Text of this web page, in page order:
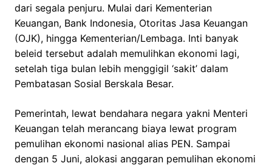
dari segala penjuru. Mulai dari Kementerian
Keuangan, Bank Indonesia, Otoritas Jasa Keuangan
(OJK), hingga Kementerian/Lembaga. Inti banyak
beleid tersebut adalah memulihkan ekonomi lagi,
setelah tiga bulan lebih menggigil ‘sakit’ dalam
Pembatasan Sosial Berskala Besar.
Pemerintah, lewat bendahara negara yakni Menteri
Keuangan telah merancang biaya lewat program
pemulihan ekonomi nasional alias PEN. Sampai
dengan 5 Juni, alokasi anggaran pemulihan ekonomi